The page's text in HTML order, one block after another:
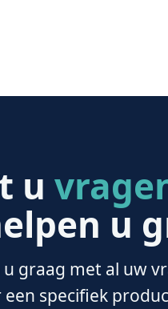
u
u
graag met al uw
specifiek